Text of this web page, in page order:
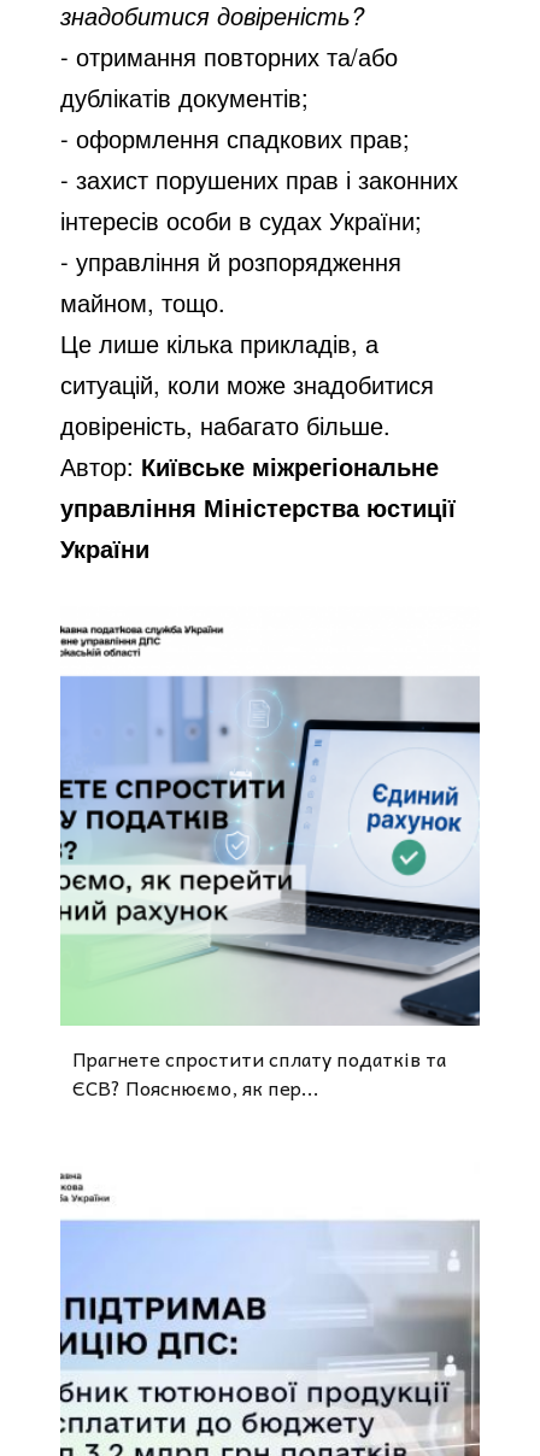
знадобитися довіреність?
- отримання повторних та/або
дублікатів документів;
- оформлення спадкових прав;
- захист порушених прав і законних
інтересів особи в судах України;
- управління й розпорядження
майном, тощо.
Це лише кілька прикладів, а
ситуацій, коли може знадобитися
довіреність, набагато більше.
Автор: Київське міжрегіональне
управління Міністерства юстиції
України
Прагнете спростити сплату податків та
ЄСВ? Пояснюємо, як пер...